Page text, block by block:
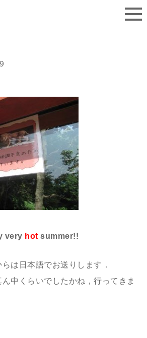
very hot summer!!
は日本語でお送りします．
中くらいでしたかね，行ってきま